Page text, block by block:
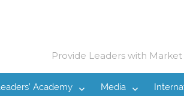
Provide Leaders with Market
Academy Media